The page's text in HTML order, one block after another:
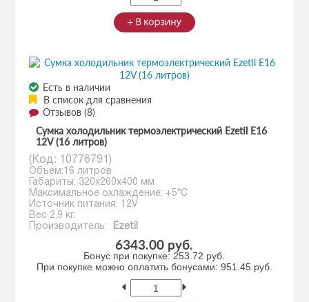
Есть в наличии
В список для сравнения
Отзывов (8)
Сумка холодильник термоэлектрический Ezetil E16
12V (16 литров)
(Код: 10776791 )
Объем:16 литров
Габариты: 320x260x400 мм
Максимальное охлаждение: +5*С
Источник питания: 12V
Вес 2,9 кг.
Производитель:
Ezetil
6343.00 руб.
Бонус при покупке: 253.72 руб.
При покупке можно оплатить бонусами: 951.45 руб.